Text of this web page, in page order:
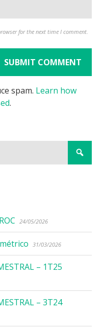
for the next time I comment.
spam. Learn how
.
24/05/2026
31/03/2026
– 1T25
– 3T24